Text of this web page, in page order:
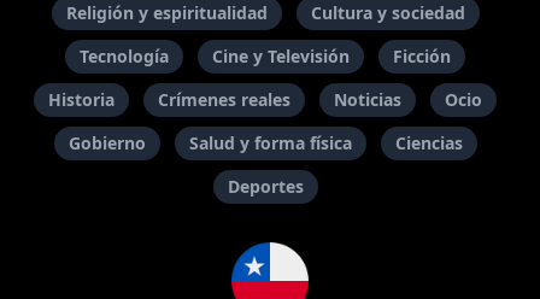
Religión y espiritualidad
Cultura y sociedad
Tecnología
Cine y Televisión
Ficción
Historia
Crímenes reales Noticias
Ocio
Gobierno
Salud y forma física
Ciencias
Deportes